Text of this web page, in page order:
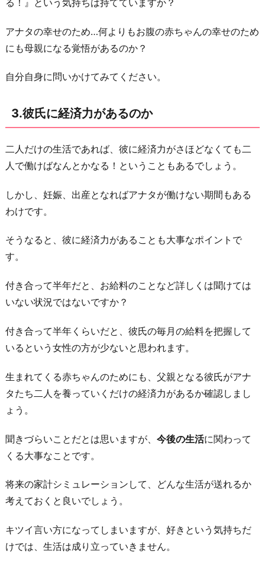
お
わ
に
アナタの幸せのため…何よりもお腹の赤ちゃんの幸せのため
にも母親になる覚悟があるのか？
自分自身に問いかけてみてください。
3.彼氏に経済力があるのか
二人だけの生活であれば、彼に経済力がさほどなくても二
人で働けばなんとかなる！ということもあるでしょう。
しかし、妊娠、出産となればアナタが働けない期間もある
わけです。
そうなると、彼に経済力があることも大事なポイントで
す。
付き合って半年だと、お給料のことなど詳しくは聞けては
いない状況ではないですか？
付き合って半年くらいだと、彼氏の毎月の給料を把握して
いるという女性の方が少ないと思われます。
生まれてくる赤ちゃんのためにも、父親となる彼氏がアナ
タたち二人を養っていくだけの経済力があるか確認しまし
ょう。
聞きづらいことだとは思いますが、 今後の生活に関わって
くる大事なことです。
将来の家計シミュレーションして、どんな生活が送れるか
考えておくと良いでしょう。
キツイ言い方になってしまいますが、好きという気持ちだ
けでは、生活は成り立っていきません。